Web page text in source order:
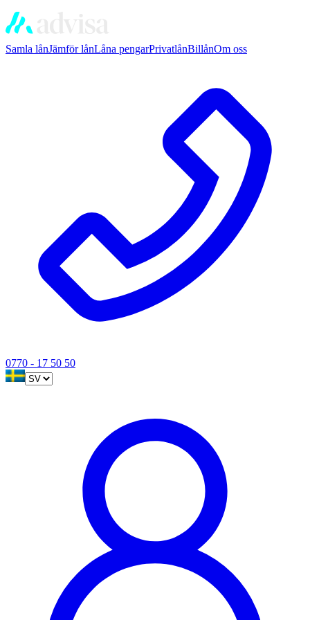
Samla lånJämför lånLåna pengarPrivatlånBillånOm oss
0770 - 17 50 50